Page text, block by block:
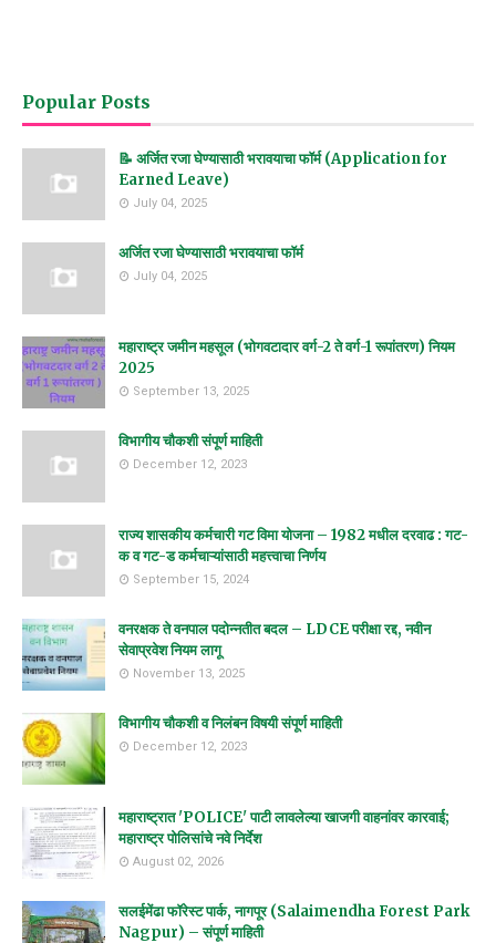
Popular Posts
📝 अर्जित रजा घेण्यासाठी भरावयाचा फॉर्म (Application for
Earned Leave)
July 04, 2025
अर्जित रजा घेण्यासाठी भरावयाचा फॉर्म
July 04, 2025
महाराष्ट्र जमीन महसूल (भोगवटादार वर्ग-2 ते वर्ग-1 रूपांतरण) नियम
2025
September 13, 2025
विभागीय चौकशी संपूर्ण माहिती
December 12, 2023
राज्य शासकीय कर्मचारी गट विमा योजना – 1982 मधील दरवाढ : गट-
क व गट-ड कर्मचाऱ्यांसाठी महत्त्वाचा निर्णय
September 15, 2024
वनरक्षक ते वनपाल पदोन्नतीत बदल – LDCE परीक्षा रद्द, नवीन
सेवाप्रवेश नियम लागू
November 13, 2025
विभागीय चौकशी व निलंबन विषयी संपूर्ण माहिती
December 12, 2023
महाराष्ट्रात 'POLICE' पाटी लावलेल्या खाजगी वाहनांवर कारवाई;
महाराष्ट्र पोलिसांचे नवे निर्देश
August 02, 2026
सलईमेंढा फॉरेस्ट पार्क, नागपूर (Salaimendha Forest Park
Nagpur) – संपूर्ण माहिती